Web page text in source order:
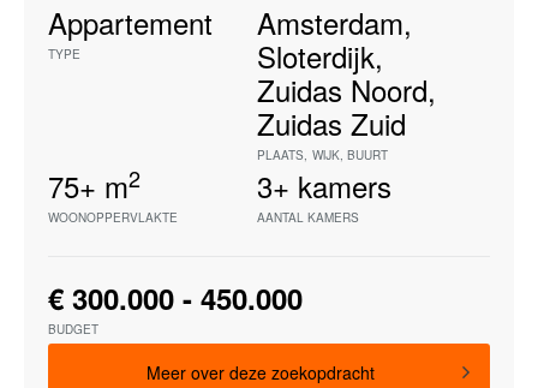
Appartement
TYPE
Amsterdam,
Sloterdijk,
Zuidas Noord,
Zuidas Zuid
PLAATS, WIJK, BUURT
75+ m2
WOONOPPERVLAKTE
3+ kamers
AANTAL KAMERS
€ 300.000 - 450.000
BUDGET
Meer over deze zoekopdracht